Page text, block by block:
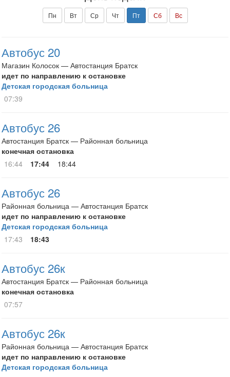
Пн Вт Ср Чт Пт Сб Вс
Автобус 20
Магазин Колосок — Автостанция Братск
идет по направлению к остановке
Детская городская больница
07:39
Автобус 26
Автостанция Братск — Районная больница
конечная остановка
16:44
17:44 18:44
Автобус 26
Районная больница — Автостанция Братск
идет по направлению к остановке
Детская городская больница
17:43
18:43
Автобус 26к
Автостанция Братск — Районная больница
конечная остановка
07:57
Автобус 26к
Районная больница — Автостанция Братск
идет по направлению к остановке
Детская городская больница